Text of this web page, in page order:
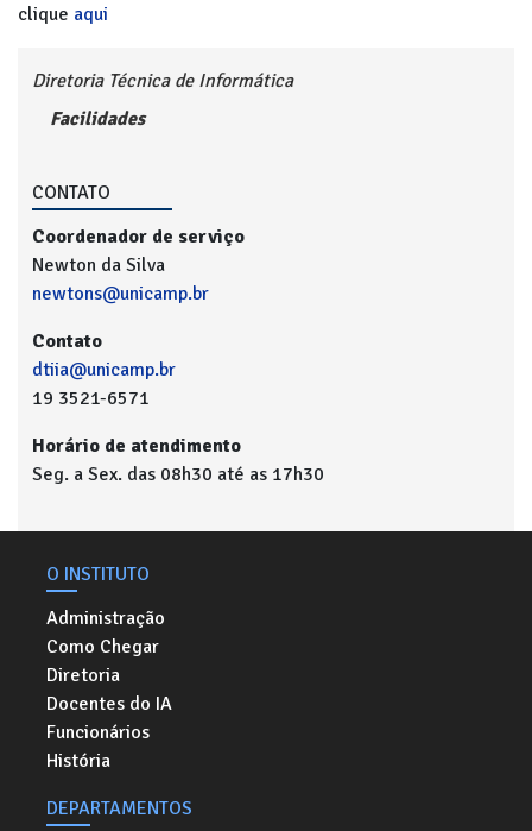
clique aqui
Diretoria Técnica de Informática
Facilidades
CONTATO
Coordenador de serviço
Newton da Silva
newtons@unicamp.br
Contato
dtiia@unicamp.br
19 3521-6571
Horário de atendimento
Seg. a Sex. das 08h30 até as 17h30
O INSTITUTO
Administração
Como Chegar
Diretoria
Docentes do IA
Funcionários
História
DEPARTAMENTOS